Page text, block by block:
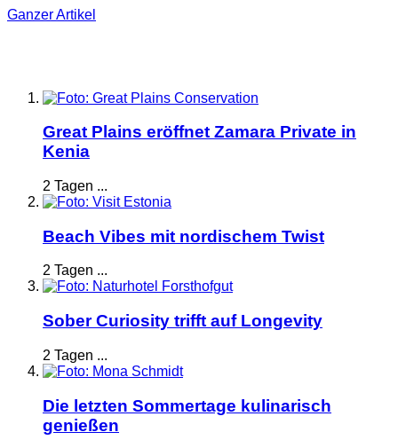
GanzerArtikel
Great Plains eröffnet Zamara Private in
Kenia
2 Tagen ...
Beach Vibes mit nordischem Twist
2 Tagen ...
Sober Curiosity trifft auf Longevity
2 Tagen ...
Die letzten Sommertage kulinarisch
genießen